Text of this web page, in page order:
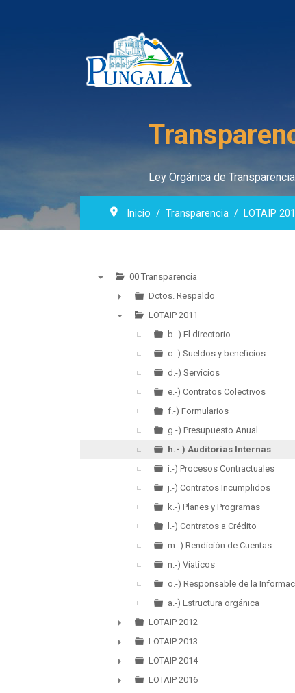
Ley Orgánica de
Inicio Transparencia LOTAIP
00 Transparencia
►
Dctos. Respaldo
LOTAIP 2011
b.-) El directorio
c.-) Sueldos y beneficios
d.-) Servicios
e.-) Contratos Colectivos
f.-) Formularios
g.-) Presupuesto Anual
h.- ) Auditorias Internas
i.-) Procesos Contractuales
j.-) Contratos Incumplidos
k.-) Planes y Programas
l.-) Contratos a Crédito
m.-) Rendición de Cuentas
n.-) Viaticos
o.-) Responsable de la
a.-) Estructura orgánica
►
LOTAIP 2012
►
LOTAIP 2013
►
LOTAIP 2014
LOTAIP 2016